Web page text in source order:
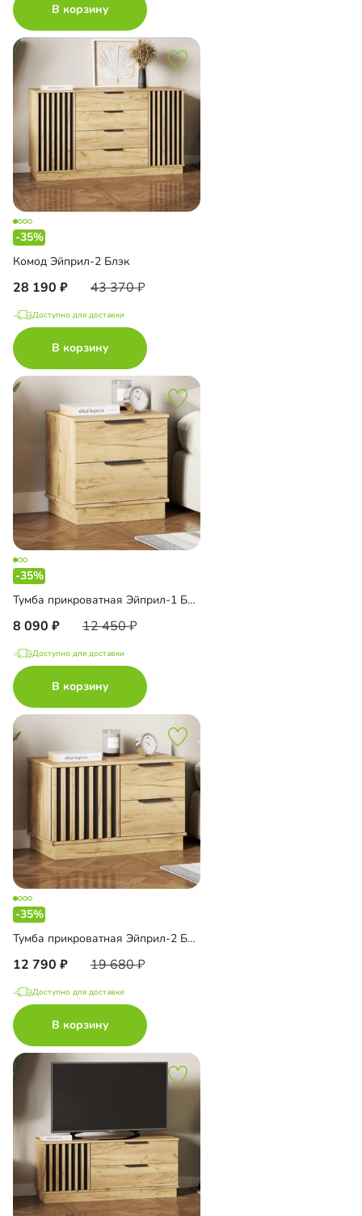
В корзину
-35%
Комод Эйприл-2 Блэк
28 190 43 370
Доступно для доставки
В корзину
-35%
Тумба прикроватная Эйприл-1 Блэк
8 090 12 450
Доступно для доставки
В корзину
-35%
Тумба прикроватная Эйприл-2 Блэк
12 790 19 680
Доступно для доставки
В корзину